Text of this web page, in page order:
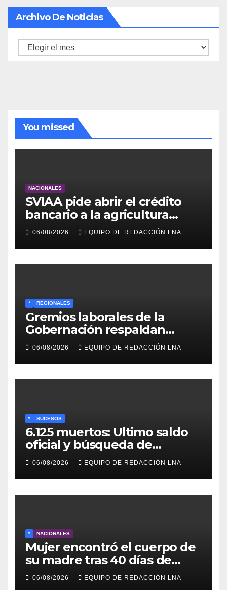
Archivo De Noticias
Archivo
You missed
NACIONALES
SVIAA pide abrir el crédito
bancario a la agricultura
familiar en Venezuela
06/08/2026 EQUIPO DE REDACCIÓN LNA
* REGIONALES
Gremios laborales de la
Gobernación respaldan
propuesta de Bono
Recreativo de 100 dólares
para jubilados, pensionados y
activos
06/08/2026 EQUIPO DE REDACCIÓN LNA
* SUCESOS
6.125 muertos: Ultimo saldo
oficial y búsqueda de
cadáveres continúa entre los
escombros
06/08/2026 EQUIPO DE REDACCIÓN LNA
* NACIONALES
Mujer encontró el cuerpo de
su madre tras 40 días de
búsqueda en Tanaguarena
06/08/2026 EQUIPO DE REDACCIÓN LNA